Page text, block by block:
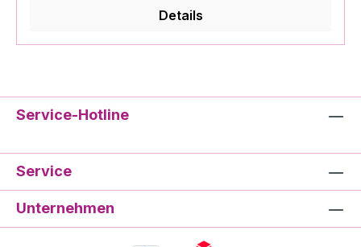
Details
Service-Hotline
Service
Unternehmen